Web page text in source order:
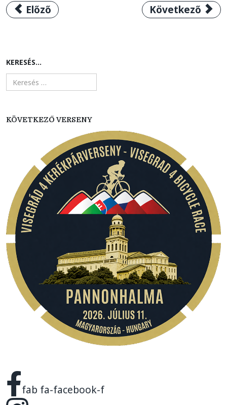
Előző cikk: Női és férfi felnőtt országúti
Előző Következő
Következő
KERESÉS...
KÖVETKEZŐ VERSENY
fab fa-facebook-f